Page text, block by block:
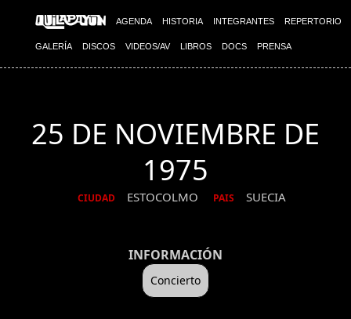
AGENDA HISTORIA INTEGRANTES REPERTORIO
GALERÍA DISCOS VIDEOS/AV LIBROS DOCS PRENSA
25 DE NOVIEMBRE DE
1975
CIUDAD ESTOCOLMO PAIS SUECIA
INFORMACIÓN
Concierto